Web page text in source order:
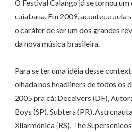
O Festival Calango já se tornou
cuiabana. Em 2009, acontece pela
o caráter de ser um dos grandes
da nova música brasileira.
Para se ter uma idéia desse
olhada nos headliners de todos os
2005 pra cá: Deceivers (DF),
Boys (SP), Subtera (PR),
Xilarmônica (RS), The